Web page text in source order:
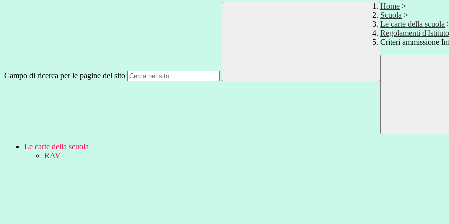
Campo di ricerca per le pagine del sito
Home >
Scuola >
Le carte della scuola
Regolamenti d'Istituto
Criteri ammissione
Le carte della scuola
RAV